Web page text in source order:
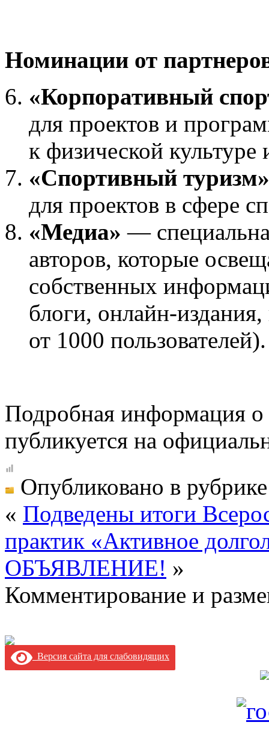
Номинации от
«Корпоративный
для проектов и
к физической культуре
«Спортивный
для проектов в сфере
«Медиа»—
авторов, которые
собственных
блоги, онлайн-
от 1000 пользователей).
Подробная информация о
публикуется на
Опубликовано в
« Подведены итоги
практик «Активное
ОБЪЯВЛЕНИЕ! »
Комментирование и
Версия сайта для слабовидящих